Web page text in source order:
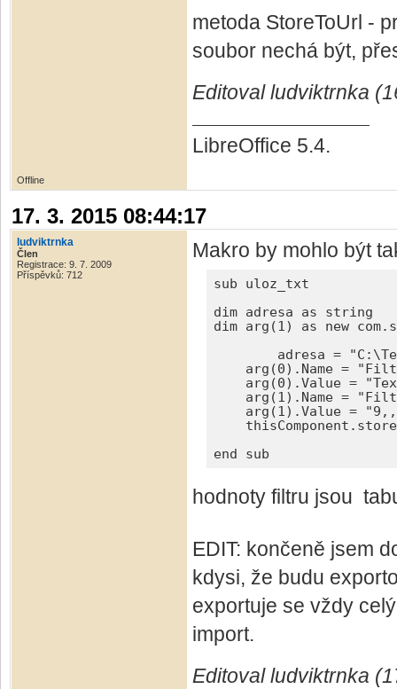
metoda StoreToUrl -
soubor nechá být,
Editoval ludviktrnka
LibreOffice 5.4.
Offline
17. 3. 2015 08:44:17
ludviktrnka
Člen
Registrace: 9. 7. 2009
Příspěvků: 712
Makro by mohlo být
sub uloz_txt
dim adresa as string
dim arg(1) as new
arg(0).Name =
arg(0).Value =
arg(1).Name =
arg(1).Value =
end sub
hodnoty filtru jsou
EDIT: končeně jsem
kdysi, že budu
exportuje se vždy
import.
Editoval ludviktrnka